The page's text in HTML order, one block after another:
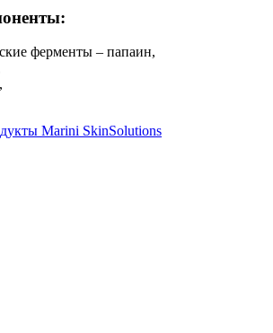
ферменты – папаин,
Marini SkinSolutions